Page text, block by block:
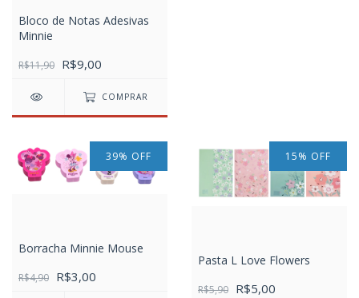
Bloco de Notas Adesivas
Minnie
R$11,90 R$9,00
COMPRAR
39% OFF
Borracha Minnie Mouse
R$4,90 R$3,00
15% OFF
Pasta L Love Flowers
R$5,90 R$5,00